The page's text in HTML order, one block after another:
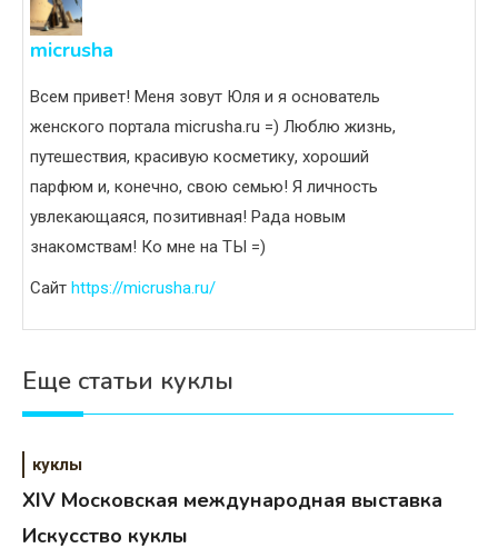
micrusha
Всем привет! Меня зовут Юля и я основатель
женского портала micrusha.ru =) Люблю жизнь,
путешествия, красивую косметику, хороший
парфюм и, конечно, свою семью! Я личность
увлекающаяся, позитивная! Рада новым
знакомствам! Ко мне на ТЫ =)
Сайт https://micrusha.ru/
Еще статьи куклы
куклы
XIV Московская международная выставка
Искусство куклы